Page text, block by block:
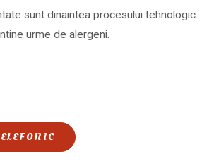
sunt dinaintea procesului tehnologic.
urme de alergeni.